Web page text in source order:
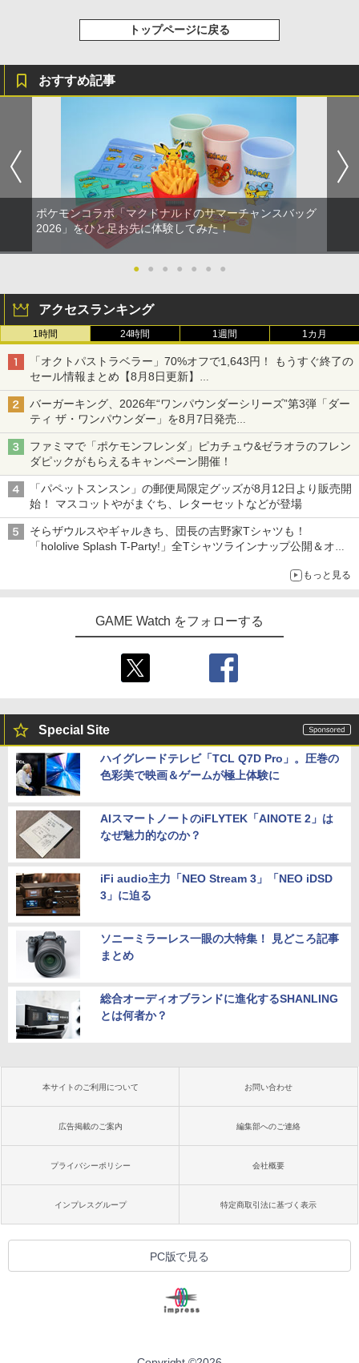
トップページに戻る
おすすめ記事
ポケモンコラボ「マクドナルドのサマーチャンスバッグ
2026」をひと足お先に体験してみた！
● ● ● ● ● ● ●
アクセスランキング
1時間 24時間 1週間 1カ月
「オクトパストラベラー」70%オフで1,643円！ もうすぐ終了の
セール情報まとめ【8月8日更新】
ニンテンドーeショップでは「大神 絶景版」が67%オフで990円
バーガーキング、2026年“ワンパウンダーシリーズ”第3弾「ダー
ティ ザ・ワンパウンダー」を8月7日発売
「特製ガーリックマヨソース」を使用した超大型チーズバーガー
ファミマで「ポケモンフレンダ」ピカチュウ&ゼラオラのフレン
ダピックがもらえるキャンペーン開催！
「パペットスンスン」の郵便局限定グッズが8月12日より販売開
始！ マスコットやがまぐち、レターセットなどが登場
そらザウルスやギャルきち、団長の吉野家Tシャツも！
「hololive Splash T-Party!」全Tシャツラインナップ公開＆オン
もっと見る
GAME Watch をフォローする
Special Site
ハイグレードテレビ「TCL Q7D Pro」。圧巻の
色彩美で映画＆ゲームが極上体験に
AIスマートノートのiFLYTEK「AINOTE 2」は
なぜ魅力的なのか？
iFi audio主力「NEO Stream 3」「NEO iDSD
3」に迫る
ソニーミラーレス一眼の大特集！ 見どころ記事
まとめ
総合オーディオブランドに進化するSHANLING
とは何者か？
本サイトのご利用について お問い合わせ
広告掲載のご案内 編集部へのご連絡
プライバシーポリシー 会社概要
インプレスグループ 特定商取引法に基づく表示
PC版で見る